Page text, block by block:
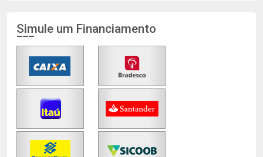
Simule um Financiamento